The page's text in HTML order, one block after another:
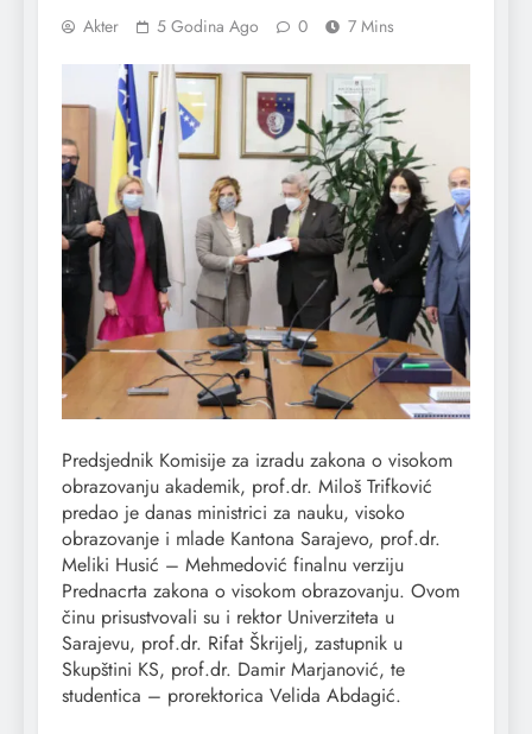
Akter 5 Godina Ago 0 7 Mins
Predsjednik Komisije za izradu zakona o visokom
obrazovanju akademik, prof.dr. Miloš Trifković
predao je danas ministrici za nauku, visoko
obrazovanje i mlade Kantona Sarajevo, prof.dr.
Meliki Husić – Mehmedović finalnu verziju
Prednacrta zakona o visokom obrazovanju. Ovom
činu prisustvovali su i rektor Univerziteta u
Sarajevu, prof.dr. Rifat Škrijelj, zastupnik u
Skupštini KS, prof.dr. Damir Marjanović, te
studentica – prorektorica Velida Abdagić.